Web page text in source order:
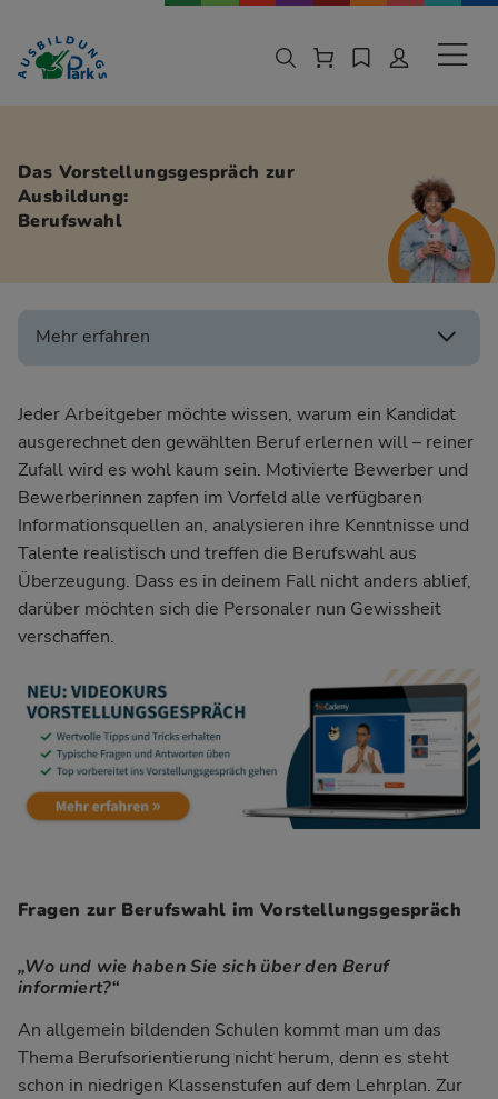
Zur Navigation springen
Zu den Hauptinhalten springen
Das Vorstellungsgespräch zur
Ausbildung:
Berufswahl
Jeder Arbeitgeber möchte wissen, warum ein Kandidat
ausgerechnet den gewählten Beruf erlernen will – reiner
Zufall wird es wohl kaum sein. Motivierte Bewerber und
Bewerberinnen zapfen im Vorfeld alle verfügbaren
Informationsquellen an, analysieren ihre Kenntnisse und
Talente realistisch und treffen die Berufswahl aus
Überzeugung. Dass es in deinem Fall nicht anders ablief,
darüber möchten sich die Personaler nun Gewissheit
verschaffen.
Fragen zur Berufswahl im Vorstellungsgespräch
„Wo und wie haben Sie sich über den Beruf
informiert?“
An allgemein bildenden Schulen kommt man um das
Thema Berufsorientierung nicht herum, denn es steht
schon in niedrigen Klassenstufen auf dem Lehrplan. Zur
Mehr erfahren